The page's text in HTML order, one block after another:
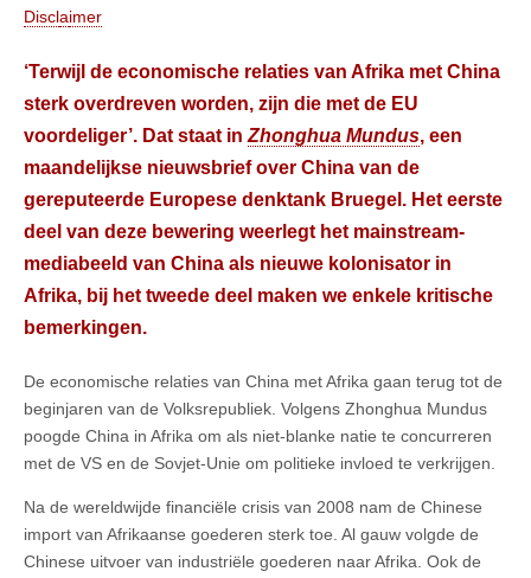
Disclaimer
‘Terwijl de economische relaties van Afrika met China
sterk overdreven worden, zijn die met de EU
voordeliger’. Dat staat in Zhonghua Mundus, een
maandelijkse nieuwsbrief over China van de
gereputeerde Europese denktank Bruegel. Het eerste
deel van deze bewering weerlegt het mainstream-
mediabeeld van China als nieuwe kolonisator in
Afrika, bij het tweede deel maken we enkele kritische
bemerkingen.
De economische relaties van China met Afrika gaan terug tot de
beginjaren van de Volksrepubliek. Volgens Zhonghua Mundus
poogde China in Afrika om als niet-blanke natie te concurreren
met de VS en de Sovjet-Unie om politieke invloed te verkrijgen.
Na de wereldwijde financiële crisis van 2008 nam de Chinese
import van Afrikaanse goederen sterk toe. Al gauw volgde de
Chinese uitvoer van industriële goederen naar Afrika. Ook de